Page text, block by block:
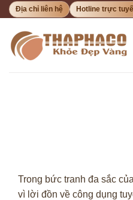
Bỏ
nội
dung
Địa chỉ liên hệ Hotline trực
Trong bức tranh đa sắc
vì lời đồn về công dụng